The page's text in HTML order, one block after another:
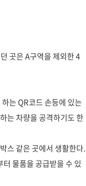
곳은 A구역을 제외한 4
는 QR코드 손등에 있는
는 차량을 공격하기도 한
스 같은 곳에서 생활한다.
물품을 공급받을 수 있